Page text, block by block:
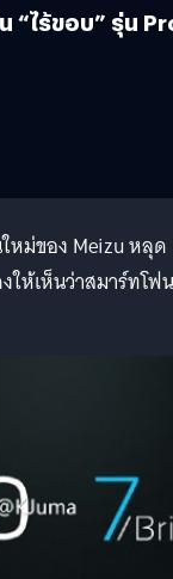
“ไร้ขอบ” รุ่น
หม่ของ Meizu หลุด
ห้เห็นว่าสมาร์ทโฟน